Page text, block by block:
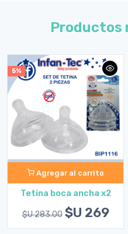
Productos
5%
Agregar al carrito
Tetina boca ancha x2
$U 283.00 $U 269